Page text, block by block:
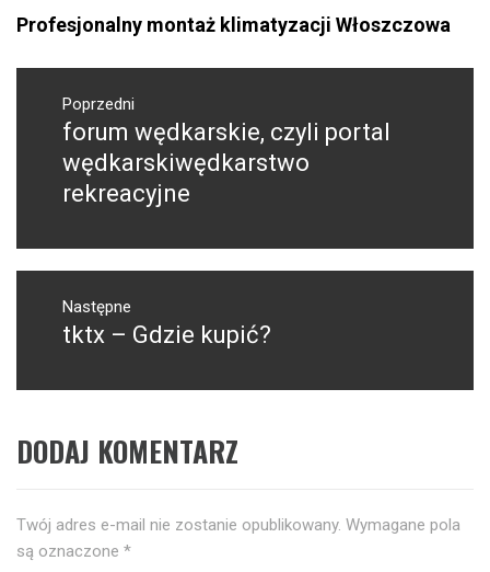
Profesjonalny montaż klimatyzacji Włoszczowa
Nawigacja
wpisuPoprzedni
Poprzedni
wpis:
forum wędkarskie, czyli portal
wędkarskiwędkarstwo
rekreacyjne
Następne
Następny
tktx – Gdzie kupić?
DODAJ KOMENTARZ
Twój adres e-mail nie zostanie opublikowany. Wymagane pola
są oznaczone *